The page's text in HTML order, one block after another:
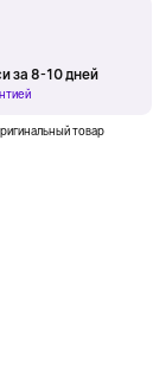
за 8-10 дней
товар